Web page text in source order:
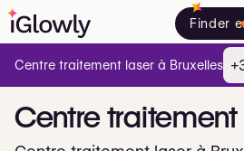
Finder
Centretraitement
Centre traitement laser à Bruxelles